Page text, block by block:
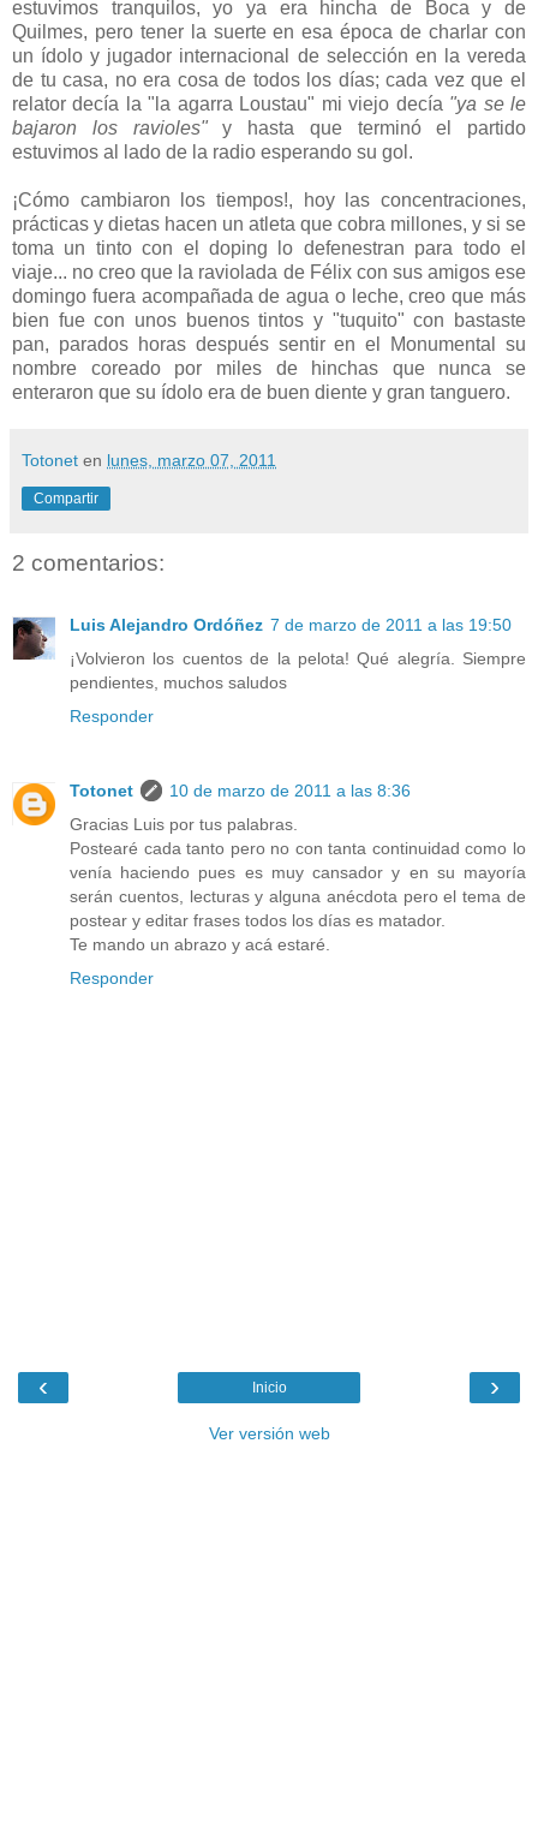
estuvimos tranquilos, yo ya era hincha de Boca y de
Quilmes, pero tener la suerte en esa época de charlar con
un ídolo y jugador internacional de selección en la vereda
de tu casa, no era cosa de todos los días; cada vez que el
relator decía la "la agarra Loustau" mi viejo decía "ya se le
bajaron los ravioles"y hasta que terminó el partido
estuvimos al lado de la radio esperando su gol.
¡Cómo cambiaron los tiempos!, hoy las concentraciones,
prácticas y dietas hacen un atleta que cobra millones, y si se
toma un tinto con el doping lo defenestran para todo el
viaje... no creo que la raviolada de Félix con sus amigos ese
domingo fuera acompañada de agua o leche, creo que más
bien fue con unos buenos tintos y "tuquito" con bastaste
pan, parados horas después sentir en el Monumental su
nombre coreado por miles de hinchas que nunca se
enteraron que su ídolo era de buen diente y gran tanguero.
Totonet en lunes, marzo 07, 2011
Compartir
2 comentarios:
Luis Alejandro Ordóñez 7 de marzo de 2011 a las 19:50
¡Volvieron los cuentos de la pelota! Qué alegría. Siempre
pendientes, muchos saludos
Responder
Totonet
10 de marzo de 2011 a las 8:36
Gracias Luis por tus palabras.
Postearé cada tanto pero no con tanta continuidad como lo
venía haciendo pues es muy cansador y en su mayoría
serán cuentos, lecturas y alguna anécdota pero el tema de
postear y editar frases todos los días es matador.
Te mando un abrazo y acá estaré.
Responder
‹ ›
Inicio
Ver versión web